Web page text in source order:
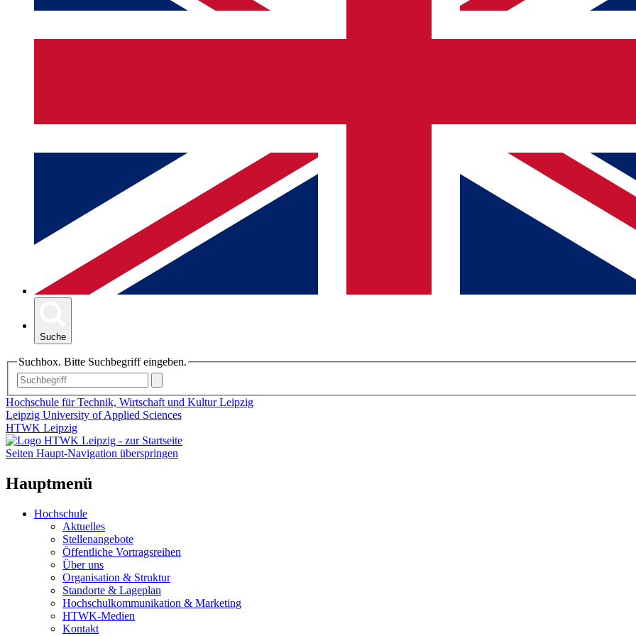
Suche
Suchbox. Bitte Suchbegriff eingeben.
Hochschule für Technik, Wirtschaft und Kultur Leipzig
Leipzig University of Applied Sciences
HTWK Leipzig
Seiten Haupt-Navigation überspringen
Hauptmenü
Hochschule
Aktuelles
Stellenangebote
Öffentliche Vortragsreihen
Über uns
Organisation & Struktur
Standorte & Lageplan
Hochschulkommunikation & Marketing
HTWK-Medien
Kontakt